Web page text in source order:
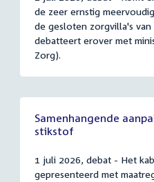
de zeer ernstig
de gesloten zorgvilla's van
debatteert erover met
Zorg).
Samenhangende
stikstof
1 juli 2026, debat - Het
gepresenteerd met